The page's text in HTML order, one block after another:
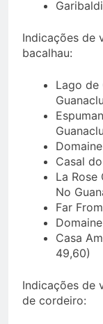
Indicações de
bacalhau:
Lago de
Casal
La Rose
No
Far
Casa
49,60)
Indicações de
de cordeiro: